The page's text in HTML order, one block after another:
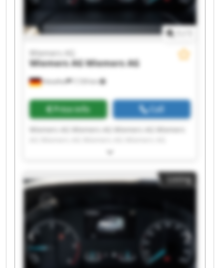
Hövelhof 7,729 km
Wiemers AG
Wiemers AGWiemers AG
Price info Call
Wiemers AG Wiemers AG Wiemers AG Wiemers
Wiemers AG Wiemers AG Wiemers AG Wiemers
Wiemers AG Wiemers AG Wiemers AG Wiemers
AG Wiemers AG Wiemers AG
Listing